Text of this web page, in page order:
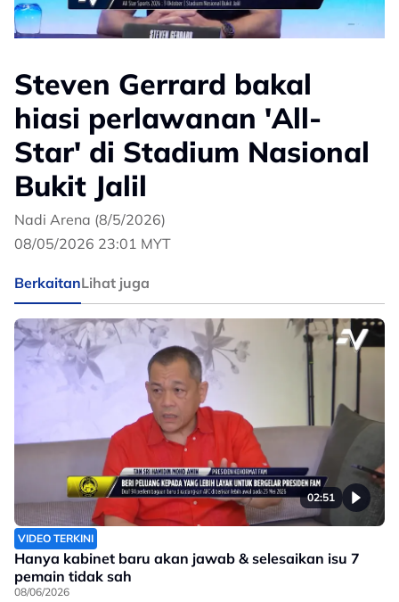
Steven Gerrard bakal
hiasi perlawanan 'All-
Star' di Stadium Nasional
Bukit Jalil
Nadi Arena (8/5/2026)
08/05/2026 23:01 MYT
BerkaitanLihat juga
02:51
VIDEO TERKINI
Hanya kabinet baru akan jawab & selesaikan isu 7
pemain tidak sah
08/06/2026